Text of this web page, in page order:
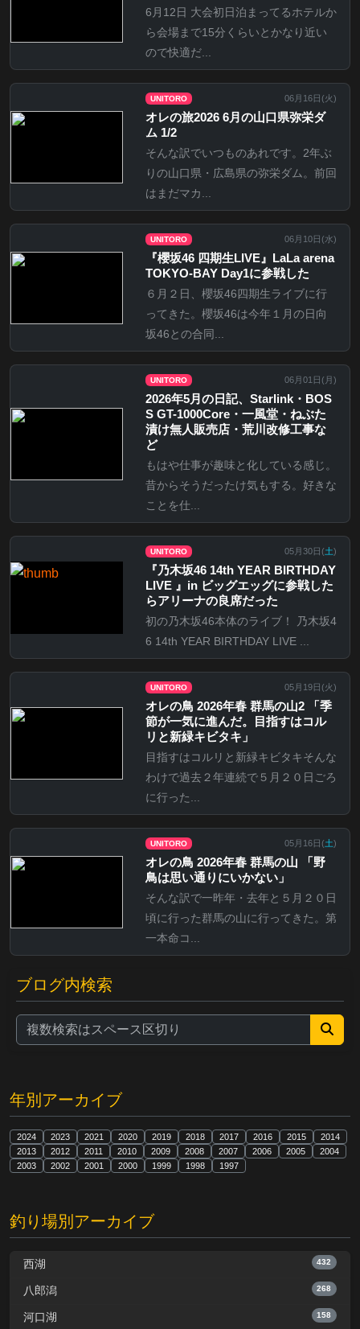
6月12日 大会初日泊まってるホテルか
ら会場まで15分くらいとかなり近い
ので快適だ...
UNITORO 06月16日(火)
オレの旅2026 6月の山口県弥栄ダ
ム 1/2
そんな訳でいつものあれです。2年ぶ
りの山口県・広島県の弥栄ダム。前回
はまだマカ...
UNITORO 06月10日(水)
『櫻坂46 四期生LIVE』LaLa arena
TOKYO-BAY Day1に参戦した
６月２日、櫻坂46四期生ライブに行
ってきた。櫻坂46は今年１月の日向
坂46との合同...
UNITORO 06月01日( 月 )
2026年5月の日記、Starlink・BOS
S GT-1000Core・一風堂・ねぶた
漬け無人販売店・荒川改修工事な
ど
もはや仕事が趣味と化している感じ。
昔からそうだったけ気もする。好きな
ことを仕...
UNITORO 05月30日(土)
『乃⽊坂46 14th YEAR BIRTHDAY
LIVE 』in ビッグエッグに参戦した
らアリーナの良席だった
初の乃木坂46本体のライブ！ 乃木坂4
6 14th YEAR BIRTHDAY LIVE ...
UNITORO 05月19日(火)
オレの鳥 2026年春 群馬の山2 「季
節が一気に進んだ。目指すはコル
リと新緑キビタキ」
目指すはコルリと新緑キビタキそんな
わけで過去２年連続で５月２０日ごろ
に行った...
UNITORO 05月16日(土)
オレの鳥 2026年春 群馬の山 「野
鳥は思い通りにいかない」
そんな訳で一昨年・去年と５月２０日
頃に行った群馬の山に行ってきた。第
一本命コ...
ブログ内検索
年別アーカイブ
2024 2023 2021 2020 2019 2018 2017 2016 2015
2014
2013
2012 2011 2010 2009 2008 2007 2006 2005
2004
2003
2002 2001 2000 1999 1998 1997
釣り場別アーカイブ
西湖 432
八郎潟 268
河口湖 158